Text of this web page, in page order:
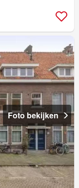
Foto bekijken